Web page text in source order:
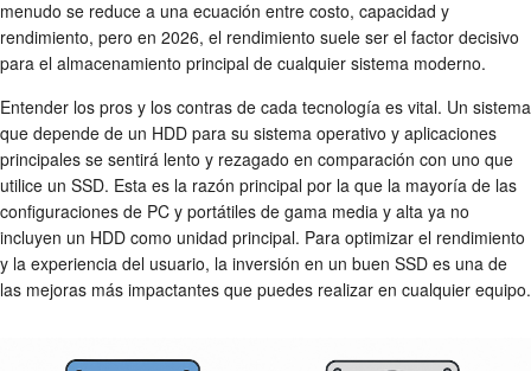
menudo se reduce a una ecuación entre costo, capacidad y
rendimiento, pero en 2026, el rendimiento suele ser el factor decisivo
para el almacenamiento principal de cualquier sistema moderno.
Entender los pros y los contras de cada tecnología es vital. Un sistema
que depende de un HDD para su sistema operativo y aplicaciones
principales se sentirá lento y rezagado en comparación con uno que
utilice un SSD. Esta es la razón principal por la que la mayoría de las
configuraciones de PC y portátiles de gama media y alta ya no
incluyen un HDD como unidad principal. Para optimizar el rendimiento
y la experiencia del usuario, la inversión en un buen SSD es una de
las mejoras más impactantes que puedes realizar en cualquier equipo.